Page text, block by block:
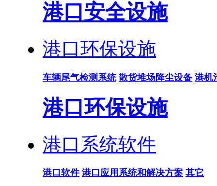
港口安全设施
港口环保设施
车辆尾气检测系统 散货堆场降尘设备 港机
港口环保设施
港口系统软件
港口软件 港口应用系统和解决方案 其它